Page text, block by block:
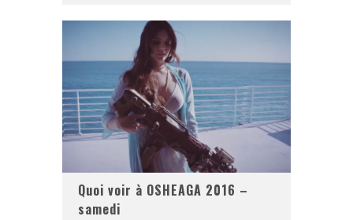
Quoi voir à OSHEAGA 2016 –
samedi